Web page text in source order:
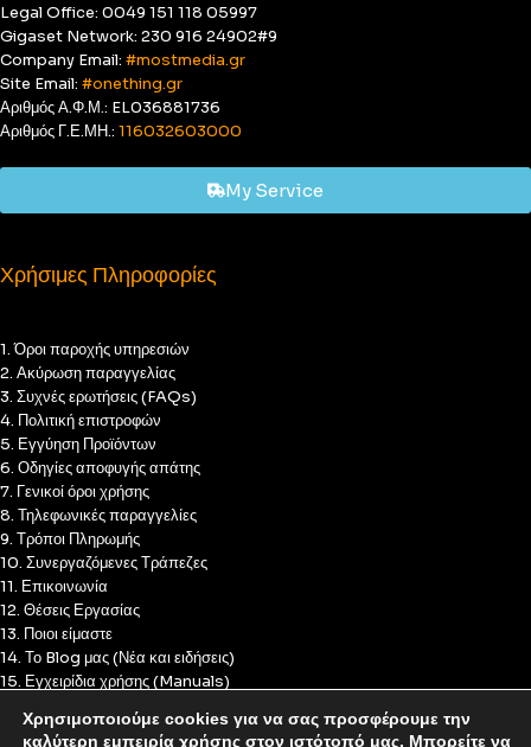
Legal Office: 0049 151 118 05997
Gigaset Network: 230 916 24902#9
Company Email: #mostmedia.gr
Site Email: #onething.gr
Αριθμός Α.Φ.Μ.: EL036881736
Αριθμός Γ.Ε.ΜΗ.: 116032603000
My Service
Χρήσιμες Πληροφορίες
1. Όροι παροχής υπηρεσιών
2. Ακύρωση παραγγελίας
3. Συχνές ερωτήσεις (FAQs)
4. Πολιτική επιστροφών
5. Εγγύηση Προϊόντων
6. Οδηγίες αποφυγής απάτης
7. Γενικοί όροι χρήσης
8. Τηλεφωνικές παραγγελίες
9. Τρόποι Πληρωμής
10. Συνεργαζόμενες Τράπεζες
11. Επικοινωνία
12. Θέσεις Εργασίας
13. Ποιοι είμαστε
14. Το Blog μας (Νέα και ειδήσεις)
15. Εγχειρίδια χρήσης (Manuals)
17. Πολιτική Cookies
Χρησιμοποιούμε cookies για να σας προσφέρουμε την
καλύτερη εμπειρία χρήσης στον ιστότοπό μας. Μπορείτε να